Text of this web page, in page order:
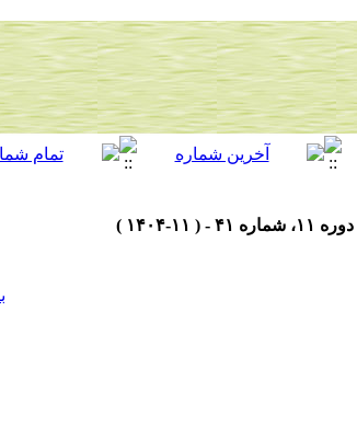
دوره ۱۱، شماره ۴۱ - ( ۱۱-۱۴۰۴ )